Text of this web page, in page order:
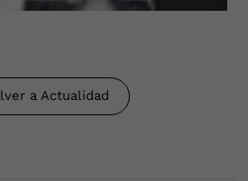
a Actualidad